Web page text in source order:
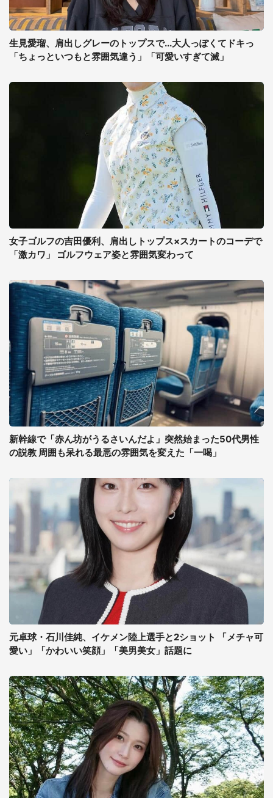
生見愛瑠、肩出しグレーのトップスで...大人っぽくてドキっ
「ちょっといつもと雰囲気違う」「可愛いすぎて滅」
女子ゴルフの吉田優利、肩出しトップス×スカートのコーデで
「激カワ」 ゴルフウェア姿と雰囲気変わって
新幹線で「赤ん坊がうるさいんだよ」突然始まった50代男性
の説教 周囲も呆れる最悪の雰囲気を変えた「一喝」
元卓球・石川佳純、イケメン陸上選手と2ショット 「メチャ可
愛い」「かわいい笑顔」「美男美女」話題に